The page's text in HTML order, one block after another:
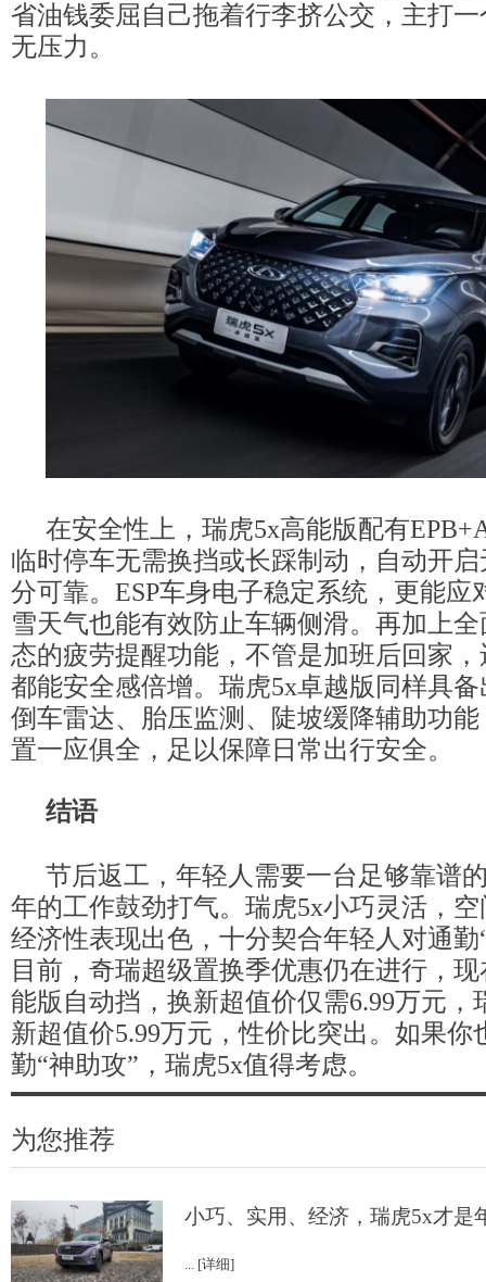
省油钱委屈自己拖着行李挤公交，主打
无压力。
在安全性上，瑞虎5x高能版配有
临时停车无需换挡或长踩制动，自动开
分可靠。ESP车身电子稳定系统，更能应
雪天气也能有效防止车辆侧滑。再加上
态的疲劳提醒功能，不管是加班后回家
都能安全感倍增。瑞虎5x卓越版同样具
倒车雷达、胎压监测、陡坡缓降辅助功
置一应俱全，足以保障日常出行安全。
结语
节后返工，年轻人需要一台足够靠谱
年的工作鼓劲打气。瑞虎5x小巧灵活，
经济性表现出色，十分契合年轻人对通勤
目前，奇瑞超级置换季优惠仍在进行，
能版自动挡，换新超值价仅需6.99万元，
新超值价5.99万元，性价比突出。如果你
勤“神助攻”，瑞虎5x值得考虑。
为您推荐
小巧、实用、经济，瑞虎5x才是
... [详细]